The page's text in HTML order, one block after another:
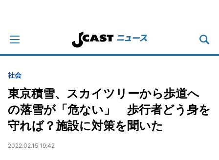
社会
東京積雪、スカイツリーから歩道へ
の落雪が「危ない」 歩行者どう身を
守れば？施設に対策を聞いた
2022.02.15 19:42